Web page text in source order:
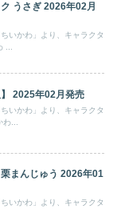
うさぎ 2026年02月
いかわ」より、キャラクタ
...
2025年02月発売
いかわ」より、キャラクタ
...
まんじゅう 2026年01
いかわ」より、キャラクタ